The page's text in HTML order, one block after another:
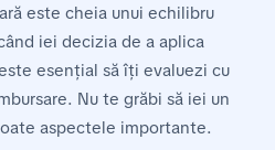
este cheia unui echilibru
iei decizia de a aplica
esențial să îți evaluezi cu
Nu te grăbi să iei un
aspectele importante.